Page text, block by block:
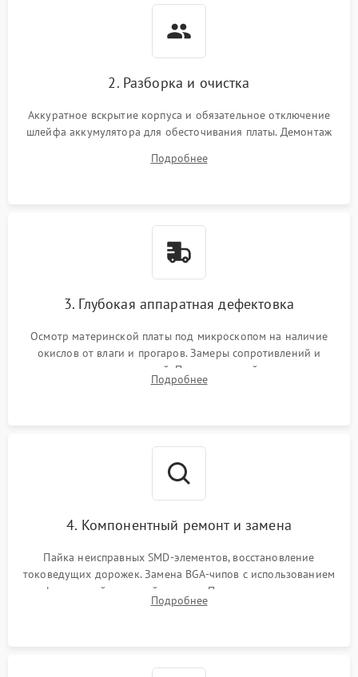
2. Разборка и очистка
Аккуратное вскрытие корпуса и обязательное отключение
шлейфа аккумулятора для обесточивания платы. Демонтаж
высохшей термопасты с кристаллов чипов.
Подробнее
3. Глубокая аппаратная дефектовка
Осмотр материнской платы под микроскопом на наличие
окислов от влаги и прогаров. Замеры сопротивлений и
дежурных напряжений. Проверка цепей питания,
мультиконтроллера, процессора и видеочипа.
Подробнее
4. Компонентный ремонт и замена
Пайка неисправных SMD-элементов, восстановление
токоведущих дорожек. Замена BGA-чипов с использованием
инфракрасной паяльной станции. Прошивка микросхемы
BIOS или замена поврежденных портов USB
Подробнее